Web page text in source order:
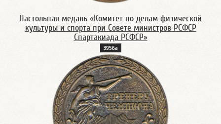
Настольная медаль «Комитет по делам физической
культуры и спорта при Совете министров РСФСР
Спартакиада РСФСР»
3956а